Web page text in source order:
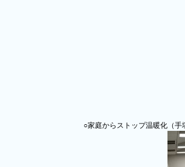
○家庭からストップ温暖化（手